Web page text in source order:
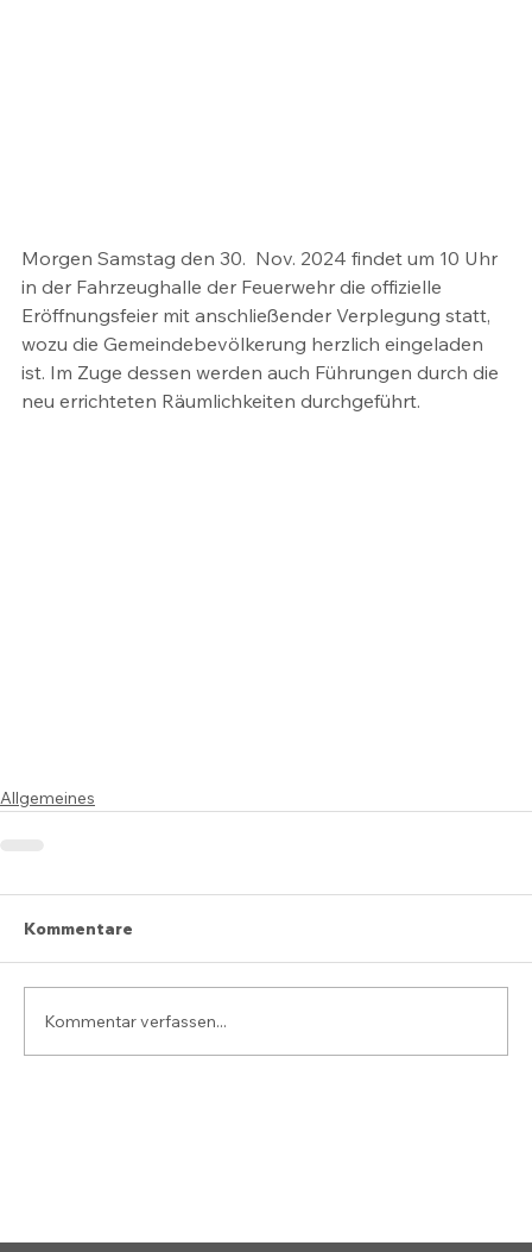
Morgen Samstag den 30.  Nov. 2024 findet um 10 Uhr
in der Fahrzeughalle der Feuerwehr die offizielle
Eröffnungsfeier mit anschließender Verplegung statt,
wozu die Gemeindebevölkerung herzlich eingeladen
ist. Im Zuge dessen werden auch Führungen durch die
neu errichteten Räumlichkeiten durchgeführt.
Allgemeines
Kommentare
Kommentar verfassen...